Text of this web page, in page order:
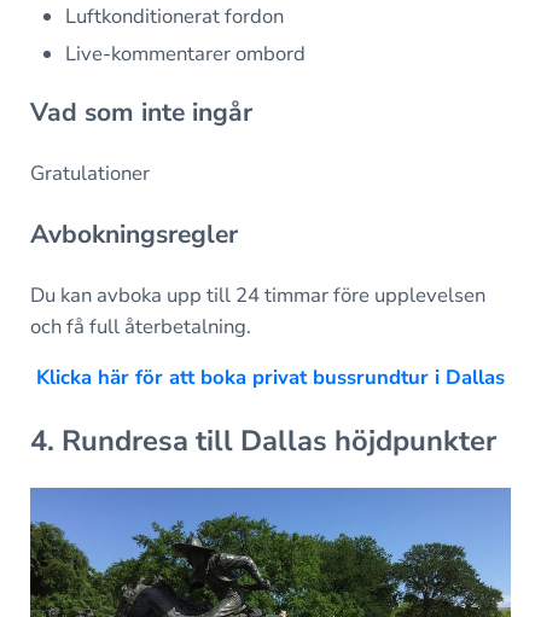
Luftkonditionerat fordon
Live-kommentarer ombord
Vad som inte ingår
Gratulationer
Avbokningsregler
Du kan avboka upp till 24 timmar före upplevelsen
och få full återbetalning.
Klicka här för att boka privat bussrundtur i Dallas
4. Rundresa till Dallas höjdpunkter